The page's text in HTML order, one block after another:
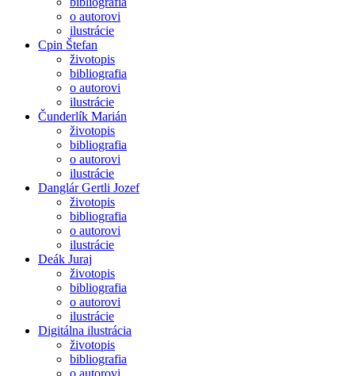
o autorovi
ilustrácie
Cpin Štefan
životopis
bibliografia
o autorovi
ilustrácie
Čunderlík Marián
životopis
bibliografia
o autorovi
ilustrácie
Danglár Gertli Jozef
životopis
bibliografia
o autorovi
ilustrácie
Deák Juraj
životopis
bibliografia
o autorovi
ilustrácie
Digitálna ilustrácia
životopis
bibliografia
o autorovi